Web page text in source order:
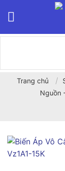
Trang chủ /
Nguồn